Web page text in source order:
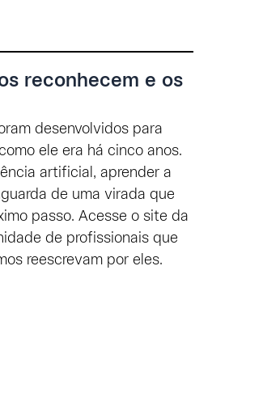
reconhecem e os
desenvolvidos para
ele era há cinco anos.
artificial, aprender a
de uma virada que
passo. Acesse o site da
de profissionais que
reescrevam por eles.